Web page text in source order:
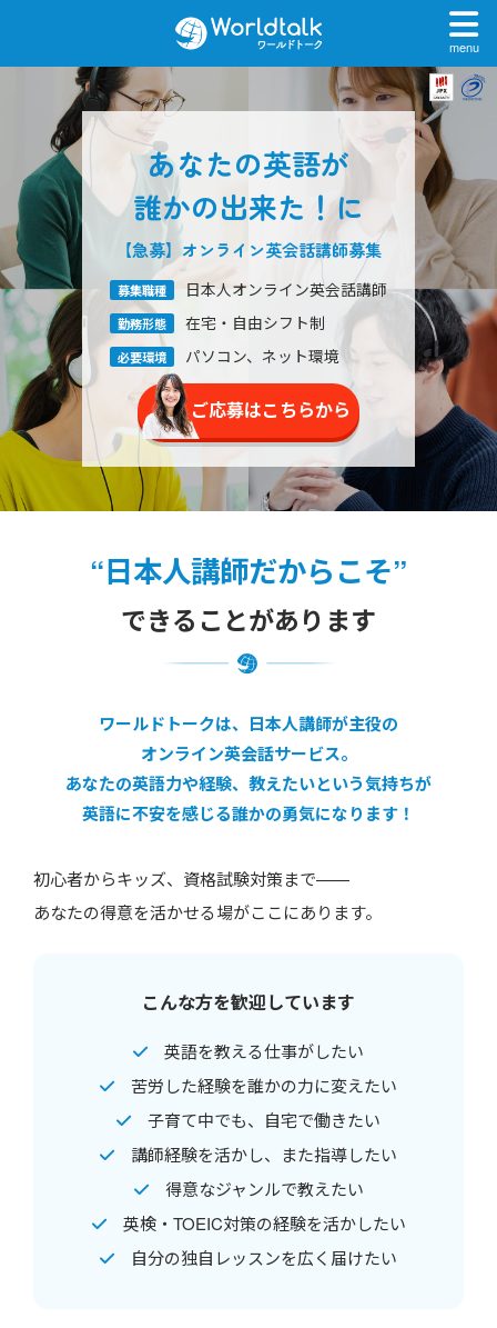
menu
あなたの英語が
誰かの出来た！に
【急募】オンライン英会話講師募集
募集職種 日本人オンライン英会話講師
勤務形態 在宅・自由シフト制
必要環境 パソコン、ネット環境
ご応募はこちらから
“日本人講師だからこそ”
できることがあります
ワールドトークは、日本人講師が主役の
オンライン英会話サービス。
あなたの英語力や経験、教えたいという気持ちが
英語に不安を感じる誰かの勇気になります！
初心者からキッズ、資格試験対策まで——
あなたの得意を活かせる場がここにあります。
こんな方を歓迎しています
英語を教える仕事がしたい
苦労した経験を誰かの力に変えたい
子育て中でも、自宅で働きたい
講師経験を活かし、また指導したい
得意なジャンルで教えたい
英検・TOEIC対策の経験を活かしたい
自分の独自レッスンを広く届けたい